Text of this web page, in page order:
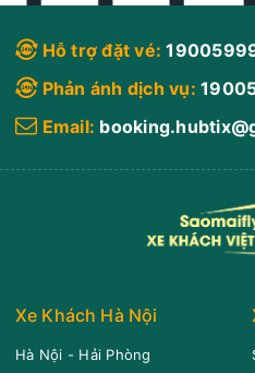
11:0010/08/2026
Văn phòng Vũng
210.000 Còn
11:0010/08/2026
Vũng Tàu
Hỗ trợ đặt vé:
Phản ánh dịch vụ:
Email:
Xe Khách Hà Nội
Hà Nội - Hải Phòng